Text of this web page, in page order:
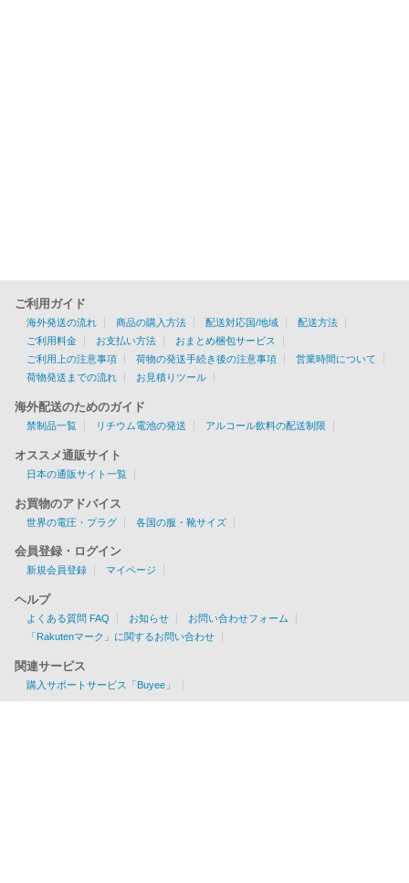
ご利用ガイド
海外発送の流れ 商品の購入方法 配送対応国/地域
配送方法
ご利用料金
お支払い方法
おまとめ梱包サービス
ご利用上の注意事項
荷物の発送手続き後の注意事項
営業時間について
荷物発送までの流れ
お見積りツール
海外配送のためのガイド
禁制品一覧 リチウム電池の発送 アルコール飲料の配送制限
オススメ通販サイト
日本の通販サイト一覧
お買物のアドバイス
世界の電圧・プラグ 各国の服・靴サイズ
会員登録・ログイン
新規会員登録 マイページ
ヘルプ
よくある質問 FAQ お知らせ
お問い合わせフォーム
「Rakutenマーク」に関するお問い合わせ
関連サービス
購入サポートサービス「Buyee」